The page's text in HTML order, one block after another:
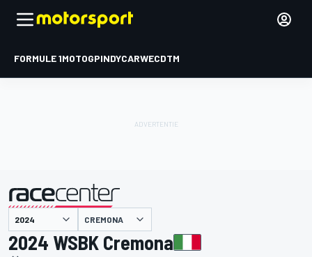
FORMULE 1MOTOGPINDYCARWECDTM
gepresenteerd door CREMONA
2024 WSBK Cremona